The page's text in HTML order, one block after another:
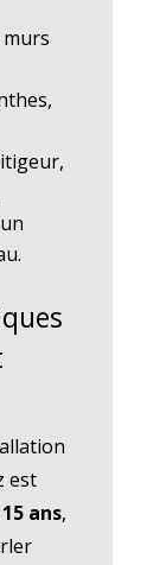
murs
est
15 ans,